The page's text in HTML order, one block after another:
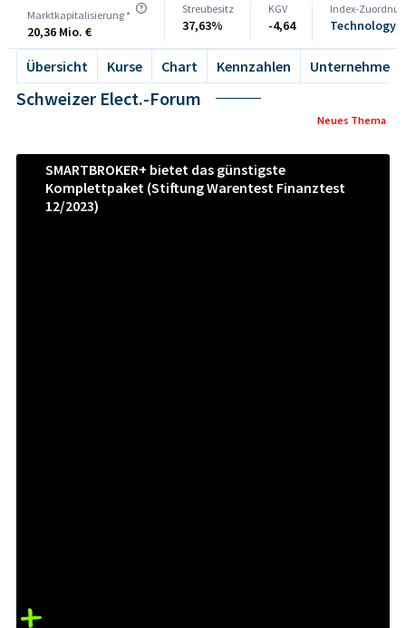
Marktkapitalisierung *
20,36 Mio. €
Streubesitz
37,63%
KGV
-4,64
Index-
Technology
Übersicht Kurse Chart Kennzahlen Unternehmen
Schweizer Elect.-Forum
Neues Thema
SMARTBROKER+ bietet das günstigste
Komplettpaket (Stiftung Warentest Finanztest
12/2023)